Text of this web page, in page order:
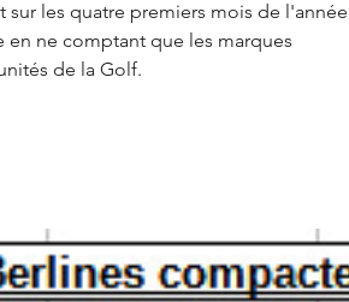
les quatre premiers mois de l'année
en ne comptant que les marques
de la Golf.